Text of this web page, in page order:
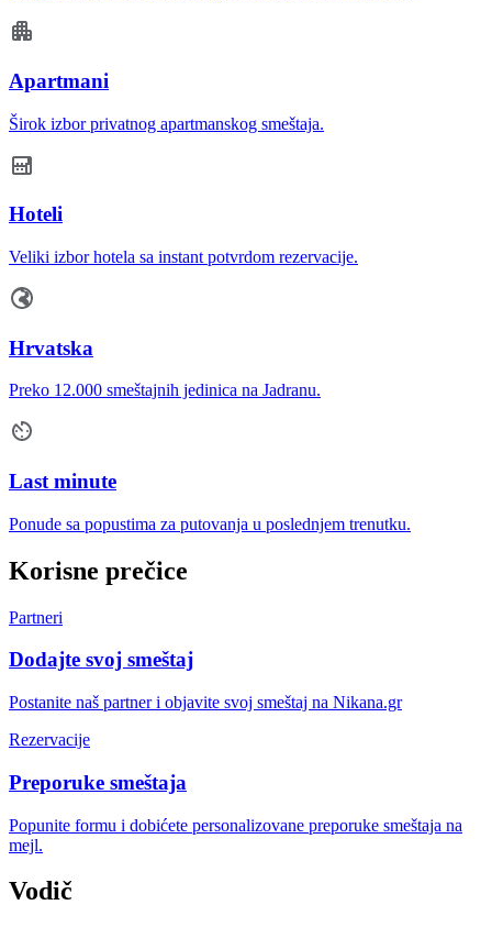
Apartmani
Širok izbor privatnog apartmanskog smeštaja.
Hoteli
Veliki izbor hotela sa instant potvrdom rezervacije.
Hrvatska
Preko 12.000 smeštajnih jedinica na Jadranu.
Last minute
Ponude sa popustima za putovanja u poslednjem trenutku.
Korisne prečice
Partneri
Dodajte svoj smeštaj
Postanite naš partner i objavite svoj smeštaj na Nikana.gr
Rezervacije
Preporuke smeštaja
Popunite formu i dobićete personalizovane preporuke smeštaja na
mejl.
Vodič